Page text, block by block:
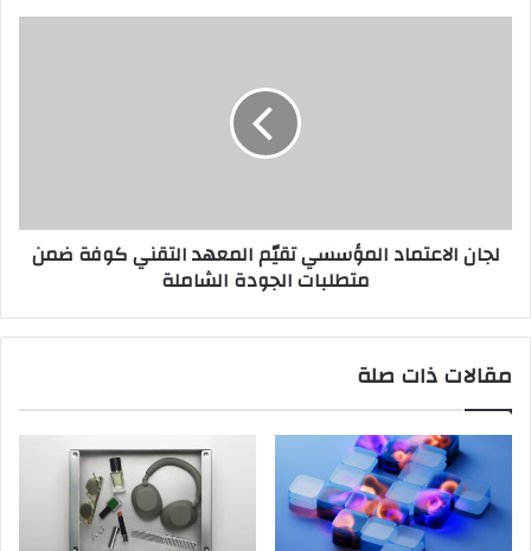
متطلبات
الجودة
لجان الاعتماد المؤسسي تقيّم المعهد التقني كوفة ضمن
متطلبات الجودة الشاملة
مقالات ذات صلة